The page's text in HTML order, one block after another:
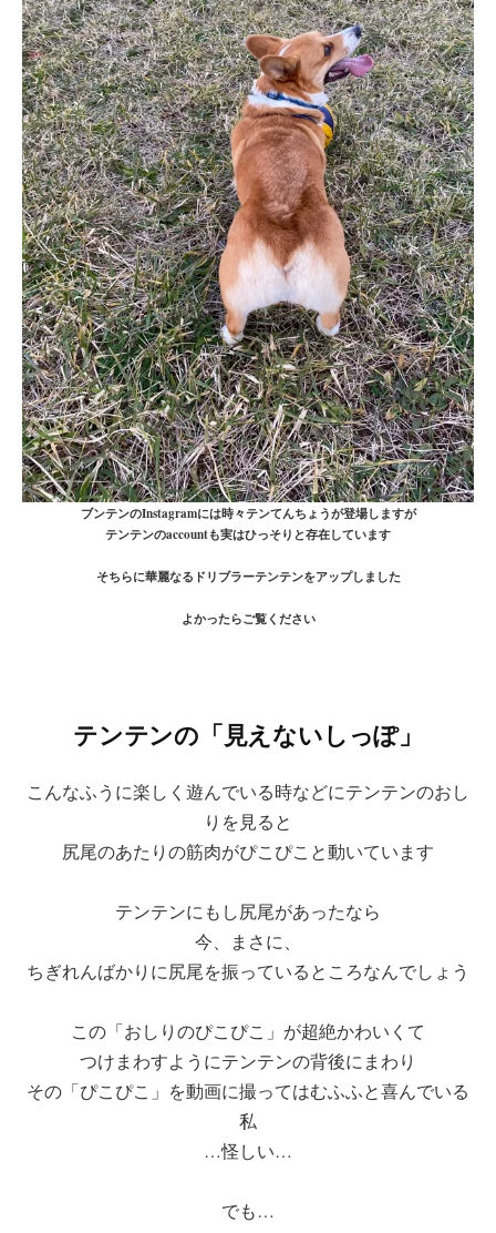
ブンテンのInstagramには時々テンてんちょうが登場しますが
テンテンのaccountも実はひっそりと存在しています
そちらに華麗なるドリブラーテンテンをアップしました
よかったらご覧ください
テンテンの「見えないしっぽ」
こんなふうに楽しく遊んでいる時などにテンテンのおし
りを見ると
尻尾のあたりの筋肉がぴこぴこと動いています
テンテンにもし尻尾があったなら
今、まさに、
ちぎれんばかりに尻尾を振っているところなんでしょう
この「おしりのぴこぴこ」が超絶かわいくて
つけまわすようにテンテンの背後にまわり
その「ぴこぴこ」を動画に撮ってはむふふと喜んでいる
私
…怪しい…
でも…